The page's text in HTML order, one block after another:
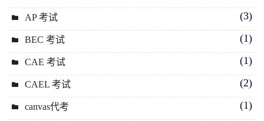
AP 考试 (3)
BEC 考试 (1)
CAE 考试 (1)
CAEL 考试 (2)
canvas代考 (1)